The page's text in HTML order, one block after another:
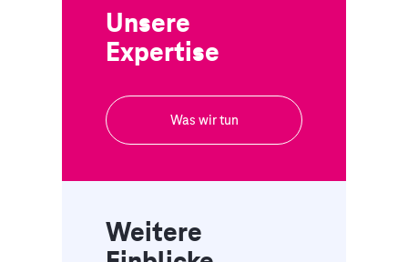
Unsere
Expertise
Was wir tun
Weitere